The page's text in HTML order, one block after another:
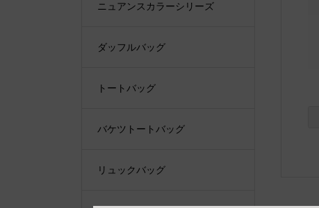
ニュアンスカラーシリーズ
ダッフルバッグ
トートバッグ
バケツトートバッグ
リュックバッグ